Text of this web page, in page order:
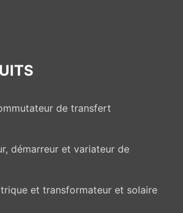
de transfert
démarreur et variateur de
et transformateur et solaire